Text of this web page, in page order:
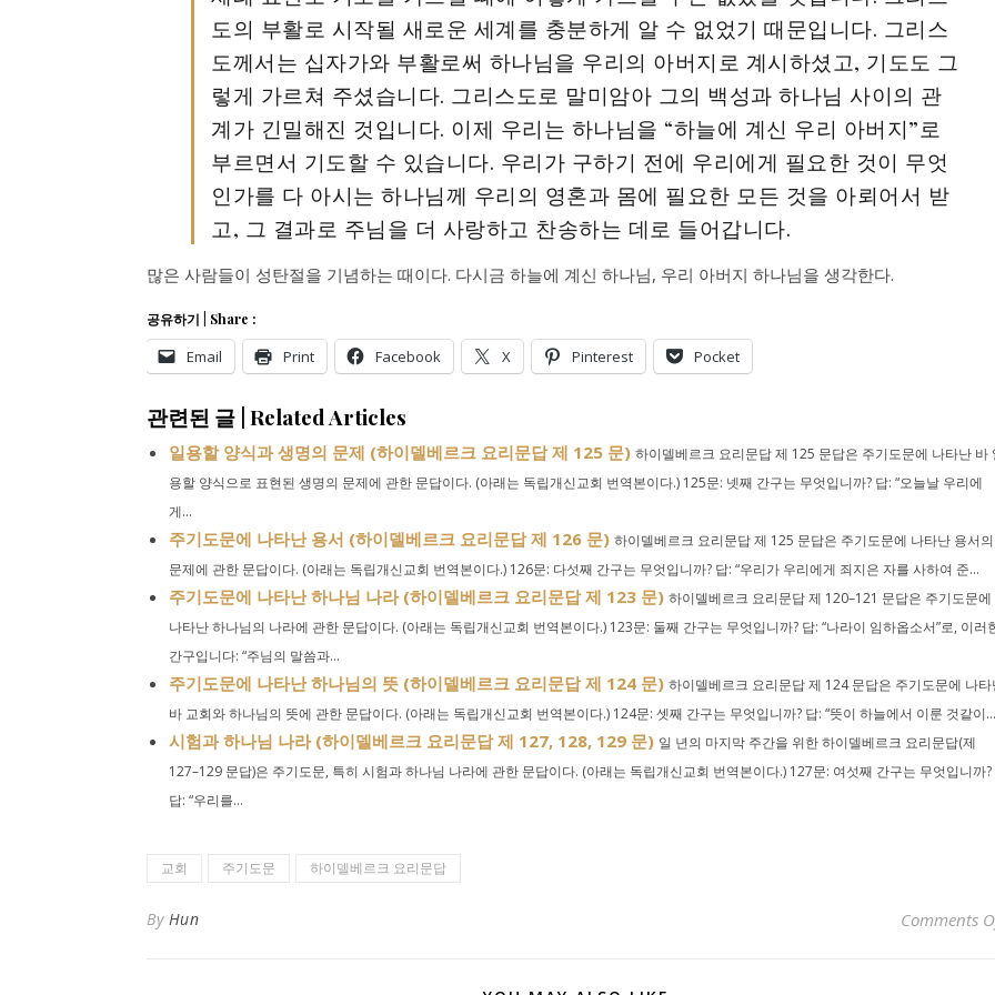
도의 부활로 시작될 새로운 세계를 충분하게 알 수 없었기 때문입니다. 그리스
도께서는 십자가와 부활로써 하나님을 우리의 아버지로 계시하셨고, 기도도 그
렇게 가르쳐 주셨습니다. 그리스도로 말미암아 그의 백성과 하나님 사이의 관
계가 긴밀해진 것입니다. 이제 우리는 하나님을 “하늘에 계신 우리 아버지”로
부르면서 기도할 수 있습니다. 우리가 구하기 전에 우리에게 필요한 것이 무엇
인가를 다 아시는 하나님께 우리의 영혼과 몸에 필요한 모든 것을 아뢰어서 받
고, 그 결과로 주님을 더 사랑하고 찬송하는 데로 들어갑니다.
많은 사람들이 성탄절을 기념하는 때이다. 다시금 하늘에 계신 하나님, 우리 아버지 하나님을 생각한다.
공유하기 | Share :
Email Print Facebook X Pinterest Pocket
관련된 글 | Related Articles
일용할 양식과 생명의 문제 (하이델베르크 요리문답 제 125 문) 하이델베르크 요리문답 제 125 문답은 주기도문에 나타난 바
용할 양식으로 표현된 생명의 문제에 관한 문답이다. (아래는 독립개신교회 번역본이다.) 125문: 넷째 간구는 무엇입니까? 답: “오늘날 우리에
게...
주기도문에 나타난 용서 (하이델베르크 요리문답 제 126 문) 하이델베르크 요리문답 제 125 문답은 주기도문에 나타난 용서의
문제에 관한 문답이다. (아래는 독립개신교회 번역본이다.) 126문: 다섯째 간구는 무엇입니까? 답: “우리가 우리에게 죄지은 자를 사하여 준...
주기도문에 나타난 하나님 나라 (하이델베르크 요리문답 제 123 문) 하이델베르크 요리문답 제 120–121 문답은 주기도문에
나타난 하나님의 나라에 관한 문답이다. (아래는 독립개신교회 번역본이다.) 123문: 둘째 간구는 무엇입니까? 답: “나라이 임하옵소서”로, 이러
간구입니다: “주님의 말씀과...
주기도문에 나타난 하나님의 뜻 (하이델베르크 요리문답 제 124 문) 하이델베르크 요리문답 제 124 문답은 주기도문에 나타
바 교회와 하나님의 뜻에 관한 문답이다. (아래는 독립개신교회 번역본이다.) 124문: 셋째 간구는 무엇입니까? 답: “뜻이 하늘에서 이룬 것같이...
시험과 하나님 나라 (하이델베르크 요리문답 제 127, 128, 129 문) 일 년의 마지막 주간을 위한 하이델베르크 요리문답(제
127–129 문답)은 주기도문, 특히 시험과 하나님 나라에 관한 문답이다. (아래는 독립개신교회 번역본이다.) 127문: 여섯째 간구는 무엇입니까?
답: “우리를...
교회 주기도문 하이델베르크 요리문답
By Hun Comments